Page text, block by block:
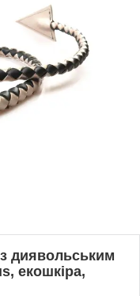
диявольським
екошкіра,